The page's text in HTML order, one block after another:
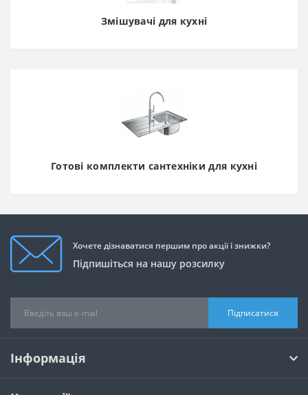
Змішувачі для кухні
Готові комплекти сантехніки для кухні
Хочете дізнаватися першим про акції і знижки?
Підпишіться на нашу розсилку
Підписатися
Інформація